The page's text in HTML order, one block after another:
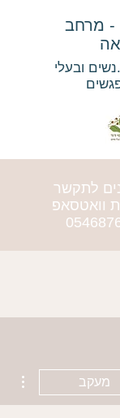
- מרחב
ובעלי
לתקשר
וואטסאפ
מעקב